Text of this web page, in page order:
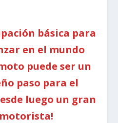
básica para
en el mundo
puede ser un
paso para el
luego un gran